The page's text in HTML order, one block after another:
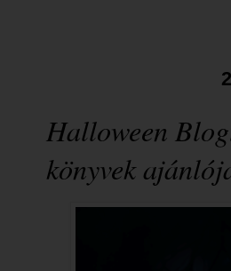
Halloween
könyvek